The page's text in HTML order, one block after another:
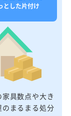
とした片付け
具数点や大き
のまるまる処分